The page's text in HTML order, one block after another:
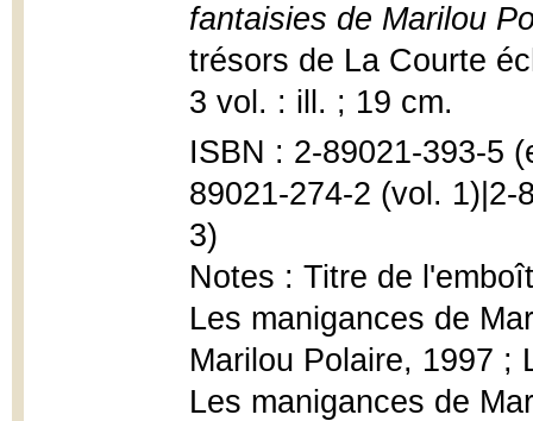
fantaisies de Marilou
trésors de La Courte
3 vol. : ill. ; 19 cm.
ISBN : 2-89021-393-5
89021-274-2 (vol. 1)|2-
3)
Notes : Titre de
Les manigances de
Marilou Polaire, 1997 ;
Les manigances de